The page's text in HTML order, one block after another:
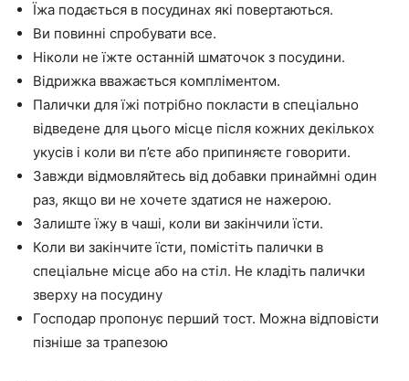
Їжа подається в посудинах які повертаються.
Ви повинні спробувати все.
Ніколи не їжте останній шматочок з посудини.
Відрижка вважається компліментом.
Палички для їжі потрібно покласти в спеціально
відведене для цього місце після кожних декількох
укусів і коли ви п’єте або припиняєте говорити.
Завжди відмовляйтесь від добавки принаймні один
раз, якщо ви не хочете здатися не нажерою.
Залиште їжу в чаші, коли ви закінчили їсти.
Коли ви закінчите їсти, помістіть палички в
спеціальне місце або на стіл. Не кладіть палички
зверху на посудину
Господар пропонує перший тост. Можна відповісти
пізніше за трапезою